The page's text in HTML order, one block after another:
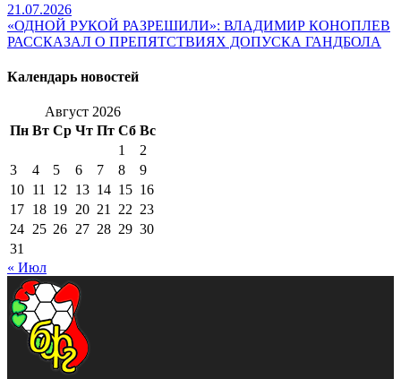
21.07.2026
«ОДНОЙ РУКОЙ РАЗРЕШИЛИ»: ВЛАДИМИР КОНОПЛЕВ
РАССКАЗАЛ О ПРЕПЯТСТВИЯХ ДОПУСКА ГАНДБОЛА
Календарь новостей
Август 2026
Пн Вт Ср Чт Пт Сб Вс
1
2
3
4 5 6 7 8
9
10 11 12 13 14 15 16
17 18 19 20 21 22 23
24 25 26 27 28 29 30
31
« Июл